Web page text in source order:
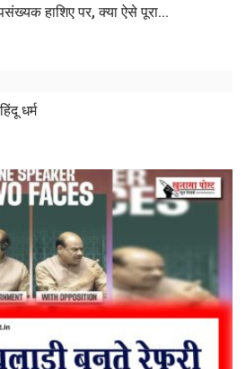
हाशिए पर, क्या ऐसे पूरा...
धर्म